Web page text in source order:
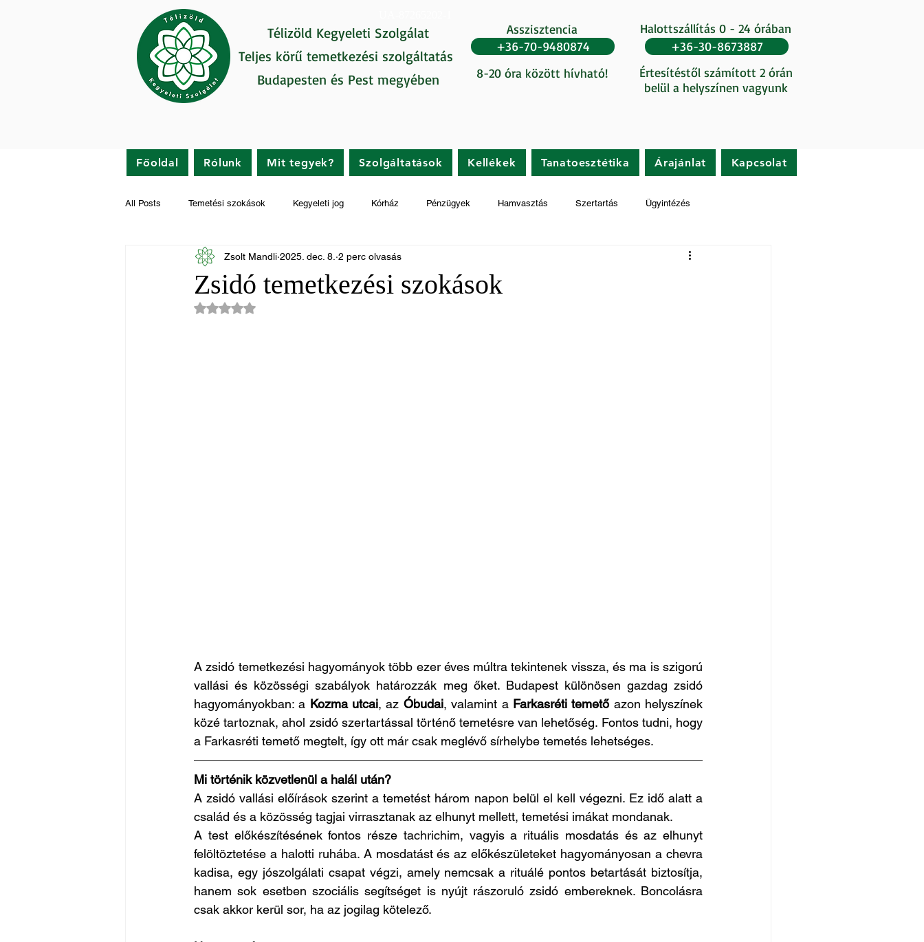
Télizöld Kegyeleti Szolgálat
Teljes körű temetkezési szolgáltatás
Budapesten és Pest megyében
Asszisztencia
8-20 óra között hívható!
+36-70-9480874
Halottszállítás 0 - 24 órában
Értesítéstől számított 2 órán
belül a helyszínen vagyunk
+36-30-8673887
Főoldal Rólunk Mit tegyek? Szolgáltatások Kellékek Tanatoesztétika Árajánlat Kapcsolat
All Posts Temetési szokások Kegyeleti jog Kórház Pénzügyek Hamvasztás Szertartás Ügyintézés
Gyászfeldolgozás Hírek
Zsidó temetkezési szokások
Zsolt Mandli 2025. dec. 8. 2 perc olvasás
NaN csillagot kapott az 5-ből.
A zsidó temetkezési hagyományok több ezer éves múltra tekintenek vissza, és ma is szigorú
vallási és közösségi szabályok határozzák meg őket. Budapest különösen gazdag zsidó
hagyományokban: a Kozma utcai, az Óbudai, valamint a Farkasréti temető azon helyszínek
közé tartoznak, ahol zsidó szertartással történő temetésre van lehetőség. Fontos tudni, hogy
a Farkasréti temető megtelt, így ott már csak meglévő sírhelybe temetés lehetséges.
Mi történik közvetlenül a halál után?
A zsidó vallási előírások szerint a temetést három napon belül el kell végezni. Ez idő alatt a
család és a közösség tagjai virrasztanak az elhunyt mellett, temetési imákat mondanak.
A test előkészítésének fontos része tachrichim, vagyis a rituális mosdatás és az elhunyt
felöltöztetése a halotti ruhába. A mosdatást és az előkészületeket hagyományosan a chevra
kadisa, egy jószolgálati csapat végzi, amely nemcsak a rituálé pontos betartását biztosítja,
hanem sok esetben szociális segítséget is nyújt rászoruló zsidó embereknek. Boncolásra
csak akkor kerül sor, ha az jogilag kötelező.